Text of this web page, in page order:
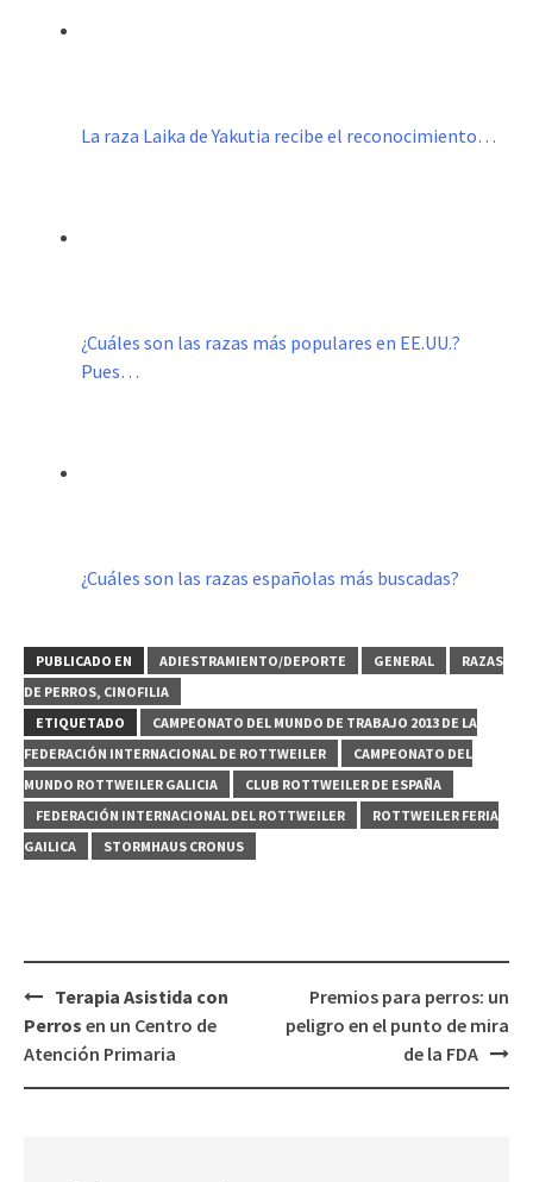
La raza Laika de Yakutia recibe el reconocimiento…
¿Cuáles son las razas más populares en EE.UU.?
Pues…
¿Cuáles son las razas españolas más buscadas?
PUBLICADO EN ADIESTRAMIENTO/DEPORTE GENERAL
RAZAS
DE PERROS, CINOFILIA
ETIQUETADO
CAMPEONATO DEL MUNDO DE TRABAJO 2013 DE LA
FEDERACIÓN INTERNACIONAL DE ROTTWEILER
CAMPEONATO DEL
MUNDO ROTTWEILER GALICIA
CLUB ROTTWEILER DE ESPAÑA
FEDERACIÓN INTERNACIONAL DEL ROTTWEILER
ROTTWEILER FERIA
GAILICA
STORMHAUS CRONUS
Navegación
de
entradas
Terapia Asistida con
Perros en un Centro de
Atención Primaria
Premios para perros: un
peligro en el punto de mira
de la FDA